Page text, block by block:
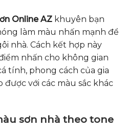
Online AZ khuyên bạn
làm màu nhấn mạnh để
nhà. Cách kết hợp này
nhấn cho không gian
tính, phong cách của gia
với các màu sắc khác
sơn nhà theo tone